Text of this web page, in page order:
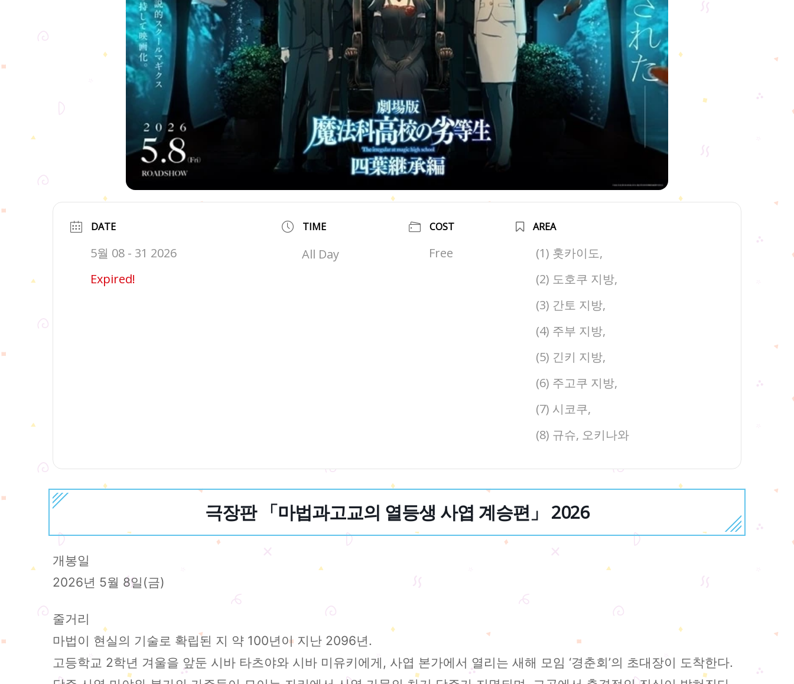
DATE
5월 08 - 31 2026
Expired!
TIME
All Day
COST
Free
AREA
(1) 홋카이도,
(2) 도호쿠 지방,
(3) 간토 지방,
(4) 주부 지방,
(5) 긴키 지방,
(6) 주고쿠 지방,
(7) 시코쿠,
(8) 규슈, 오키나와
극장판 「마법과고교의 열등생 사엽 계승편」 2026
개봉일
2026년 5월 8일(금)
줄거리
마법이 현실의 기술로 확립된 지 약 100년이 지난 2096년.
고등학교 2학년 겨울을 앞둔 시바 타츠야와 시바 미유키에게, 사엽 본가에서 열리는 새해 모임 ‘경춘회’의 초대장이 도착한다.